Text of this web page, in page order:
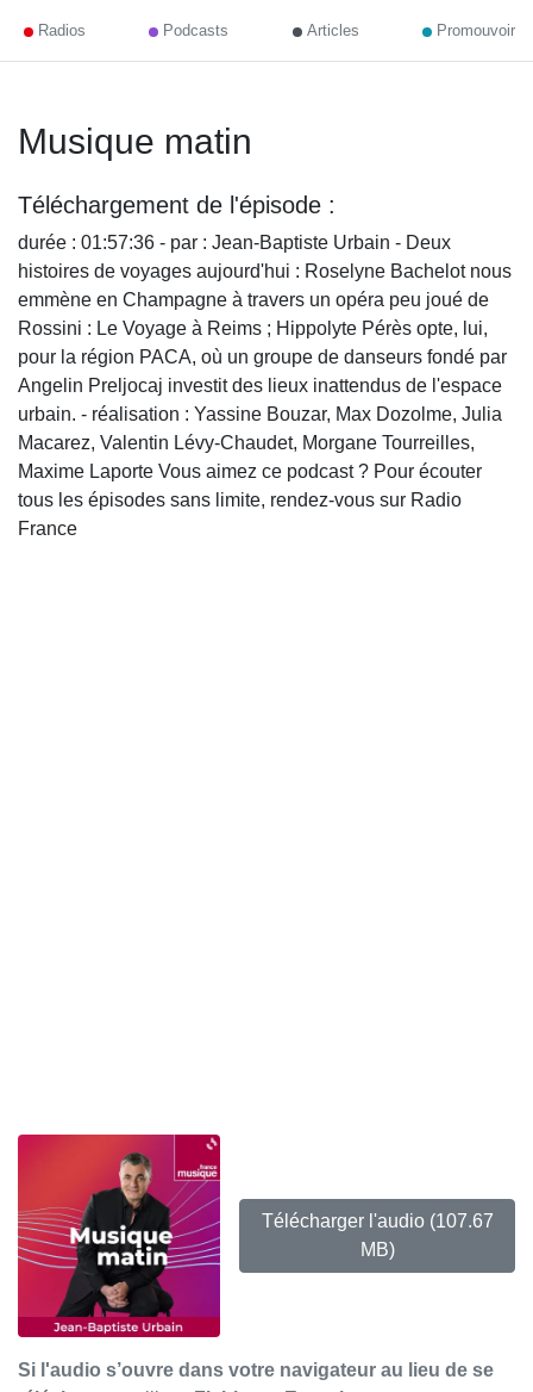
Radios Podcasts Articles Promouvoir
Musique matin
Téléchargement de l'épisode :
durée : 01:57:36 - par : Jean-Baptiste Urbain - Deux
histoires de voyages aujourd'hui : Roselyne Bachelot nous
emmène en Champagne à travers un opéra peu joué de
Rossini : Le Voyage à Reims ; Hippolyte Pérès opte, lui,
pour la région PACA, où un groupe de danseurs fondé par
Angelin Preljocaj investit des lieux inattendus de l'espace
urbain. - réalisation : Yassine Bouzar, Max Dozolme, Julia
Macarez, Valentin Lévy-Chaudet, Morgane Tourreilles,
Maxime Laporte Vous aimez ce podcast ? Pour écouter
tous les épisodes sans limite, rendez-vous sur Radio
France
Télécharger l'audio (107.67
MB)
Si l'audio s’ouvre dans votre navigateur au lieu de se